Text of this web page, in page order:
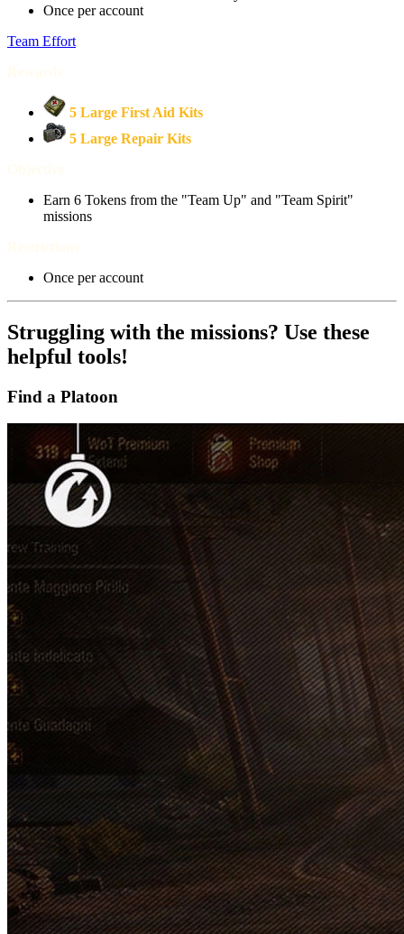
Once per account
Team Effort
5 Large First Aid Kits
5 Large Repair Kits
Earn 6 Tokens from the "Team Up" and "Team Spirit"
missions
Once per account
Struggling with the missions? Use these
helpful tools!
Find a Platoon